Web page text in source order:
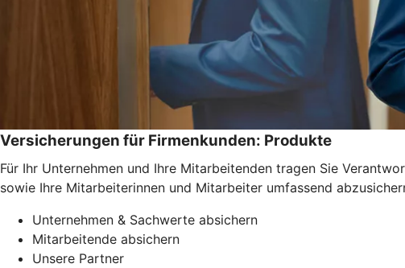
Versicherungen für Firmenkunden: Produkte
Für Ihr Unternehmen und Ihre Mitarbeitenden tragen Sie
sowie Ihre Mitarbeiterinnen und Mitarbeiter umfassend
Unternehmen & Sachwerte absichern
Mitarbeitende absichern
Unsere Partner